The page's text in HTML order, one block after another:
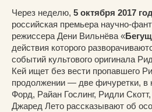
Через неделю, 5 октября 2017
российская премьера научно-
режиссера Дени Вильнёва «
действия которого
событий культового оригинала
Кей ищет без вести пропавшего
продолжении — две фичуретки, в
Форд, Райан Гослинг, Ридли
Джаред Лето рассказывают об